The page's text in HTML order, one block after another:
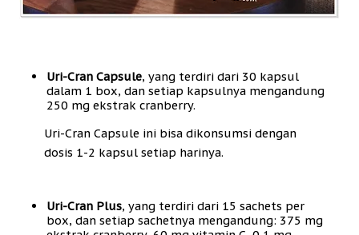
Uri-Cran Capsule, yang terdiri dari 30 kapsul
dalam 1 box, dan setiap kapsulnya mengandung
250 mg ekstrak cranberry.
Uri-Cran Capsule ini bisa dikonsumsi dengan
dosis 1-2 kapsul setiap harinya.
Uri-Cran Plus, yang terdiri dari 15 sachets per
box, dan setiap sachetnya mengandung: 375 mg